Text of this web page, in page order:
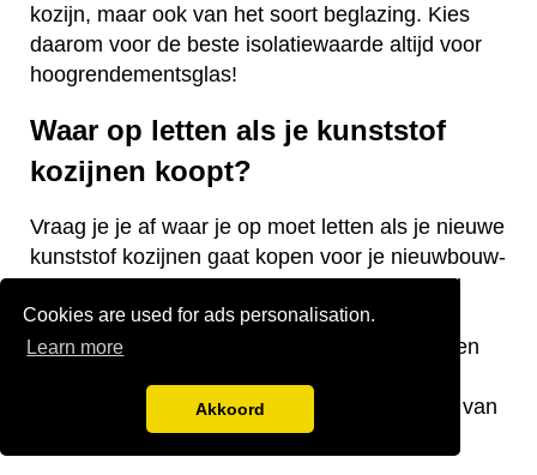
Cookies are used for ads personalisation.
Learn more
Akkoord
kozijn, maar ook van het soort beglazing. Kies
daarom voor de beste isolatiewaarde altijd voor
hoogrendementsglas!
Waar op letten als je kunststof
kozijnen koopt?
Vraag je je af waar je op moet letten als je nieuwe
kunststof kozijnen gaat kopen voor je nieuwbouw-
of bestaande woning? Wij hebben een aantal
nuttige tips voor je! De keurmerken van de
kozijnen, welke isolatiewaarde je nodig hebt en
belangrijke aandachtspunten bij de aanschaf van
kunststof kozijnen.